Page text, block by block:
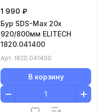
1 990 ₽
Бур SDS-Max 20x
920/800мм ELITECH
1820.041400
Арт. 1820.041400
В корзину